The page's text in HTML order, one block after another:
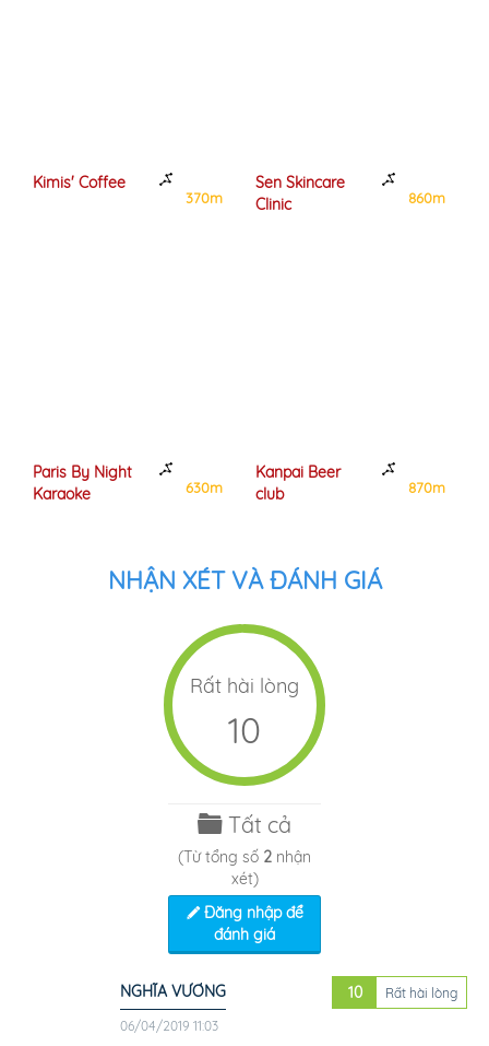
Kimis' Coffee
370m
Paris By Night
Karaoke
630m
Sen Skincare
Clinic
860m
Kanpai Beer
club
870m
NHẬN XÉT VÀ ĐÁNH GIÁ
Rất hài lòng
10
Tất cả
(Từ tổng số 2 nhận
xét)
Đăng nhập để
đánh giá
NGHĨA VƯƠNG
06/04/2019 11:03
10 Rất hài lòng